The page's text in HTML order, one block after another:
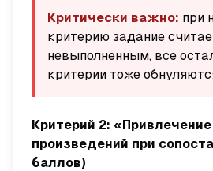
Критически важно: при
критерию задание
невыполненным, все
критерии тоже
Критерий 2: «Привлечение
произведений при
баллов)